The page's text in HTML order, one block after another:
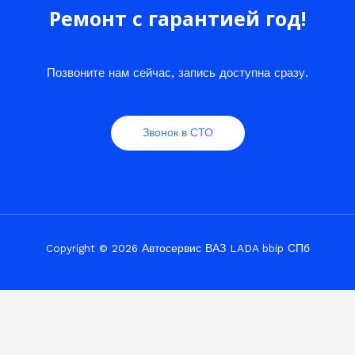
Ремонт с гарантией год!
Позвоните нам сейчас, запись доступна сразу.
Звонок в СТО
Copyright © 2026 Автосервис ВАЗ LADA bbip СПб